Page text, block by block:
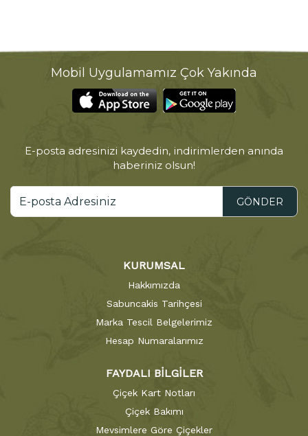
Mobil Uygulamamız Çok Yakında
E-posta adresinizi kaydedin, indirimlerden anında
haberiniz olsun!
GÖNDER
KURUMSAL
Hakkımızda
Sabuncakis Tarihçesi
Marka Tescil Belgelerimiz
Hesap Numaralarımız
FAYDALI BİLGİLER
Çiçek Kart Notları
Çiçek Bakımı
Mevsimlere Göre Çiçekler